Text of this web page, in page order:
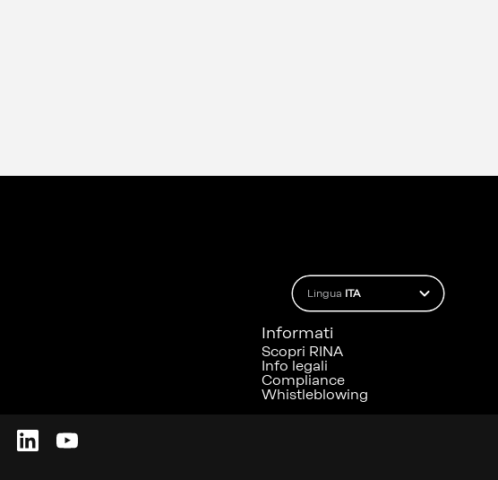
Lingua ITA
Informati
Scopri RINA
Info legali
Compliance
Whistleblowing